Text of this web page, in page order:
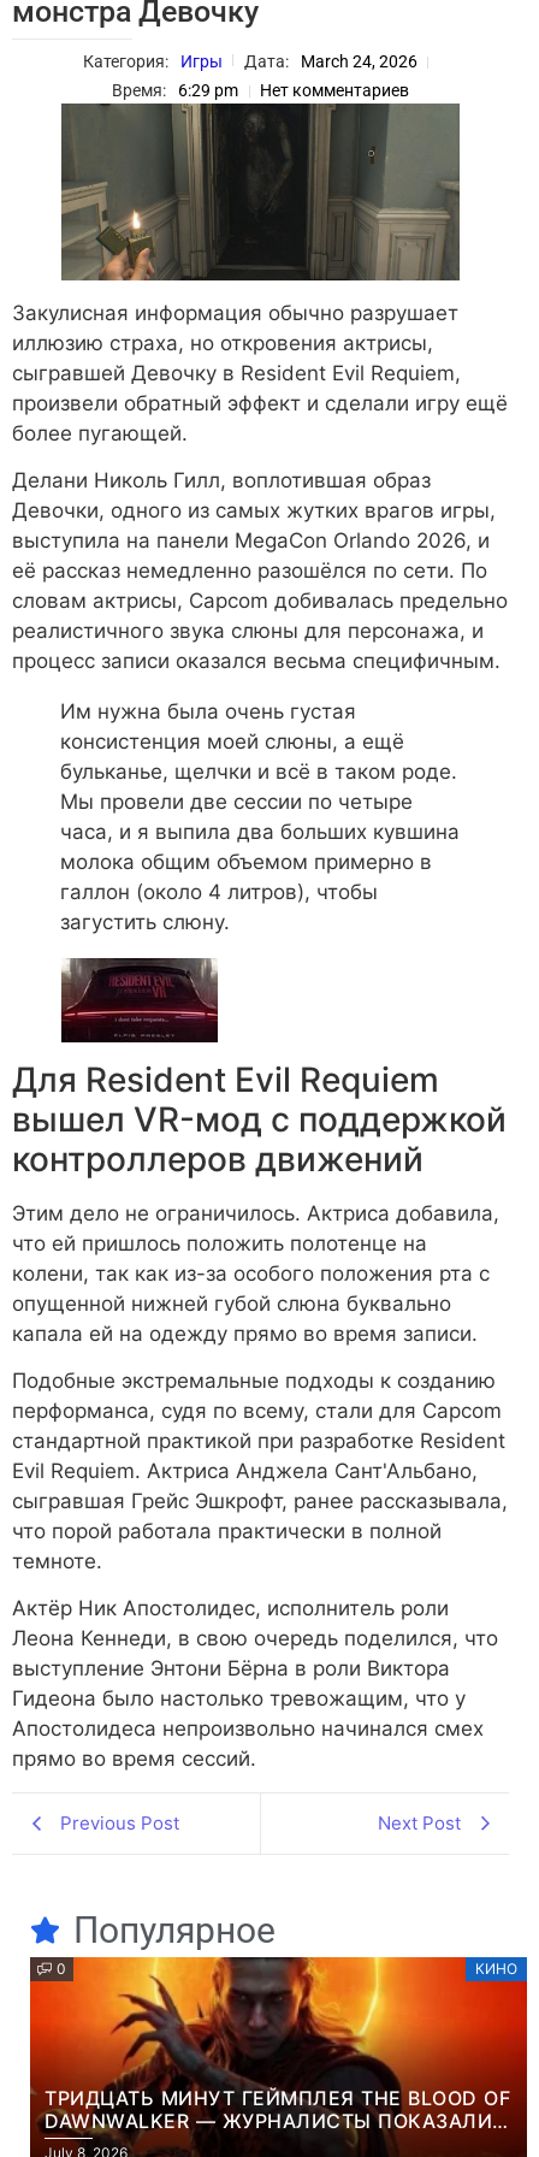
монстра Девочку
Категория: Игры Дата:
March 24, 2026
Время:
6:29 pm Нет комментариев
Закулисная информация обычно разрушает
иллюзию страха, но откровения актрисы,
сыгравшей Девочку в Resident Evil Requiem,
произвели обратный эффект и сделали игру ещё
более пугающей.
Делани Николь Гилл, воплотившая образ
Девочки, одного из самых жутких врагов игры,
выступила на панели MegaCon Orlando 2026, и
её рассказ немедленно разошёлся по сети. По
словам актрисы, Capcom добивалась предельно
реалистичного звука слюны для персонажа, и
процесс записи оказался весьма специфичным.
Им нужна была очень густая
консистенция моей слюны, а ещё
бульканье, щелчки и всё в таком роде.
Мы провели две сессии по четыре
часа, и я выпила два больших кувшина
молока общим объемом примерно в
галлон (около 4 литров), чтобы
загустить слюну.
Для Resident Evil Requiem
вышел VR-мод с поддержкой
контроллеров движений
Этим дело не ограничилось. Актриса добавила,
что ей пришлось положить полотенце на
колени, так как из-за особого положения рта с
опущенной нижней губой слюна буквально
капала ей на одежду прямо во время записи.
Подобные экстремальные подходы к созданию
перформанса, судя по всему, стали для Capcom
стандартной практикой при разработке Resident
Evil Requiem. Актриса Анджела Сант'Альбано,
сыгравшая Грейс Эшкрофт, ранее рассказывала,
что порой работала практически в полной
темноте.
Актёр Ник Апостолидес, исполнитель роли
Леона Кеннеди, в свою очередь поделился, что
выступление Энтони Бёрна в роли Виктора
Гидеона было настолько тревожащим, что у
Апостолидеса непроизвольно начинался смех
прямо во время сессий.
Previous Post Next Post
Популярное
0 КИНО
ТРИДЦАТЬ МИНУТ ГЕЙМПЛЕЯ THE BLOOD OF
DAWNWALKER — ЖУРНАЛИСТЫ ПОКАЗАЛИ
НАЧАЛО НОВОЙ ИГРЫ ОТ ВЕТЕРАНОВ CD
July 8, 2026